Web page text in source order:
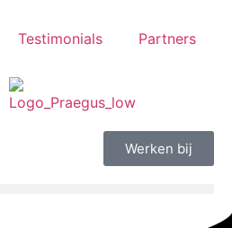
Testimonials Partners
Werken bij